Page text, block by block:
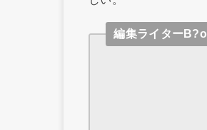
編集ライターB?o